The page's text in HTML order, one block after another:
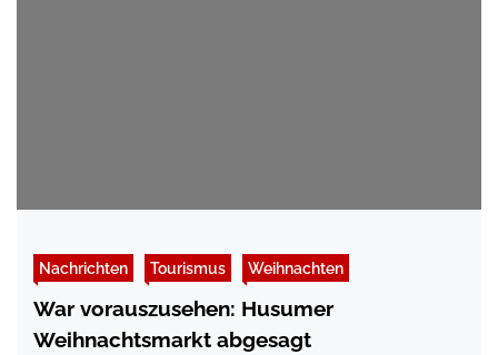
Nachrichten Tourismus Weihnachten
War vorauszusehen: Husumer
Weihnachtsmarkt abgesagt